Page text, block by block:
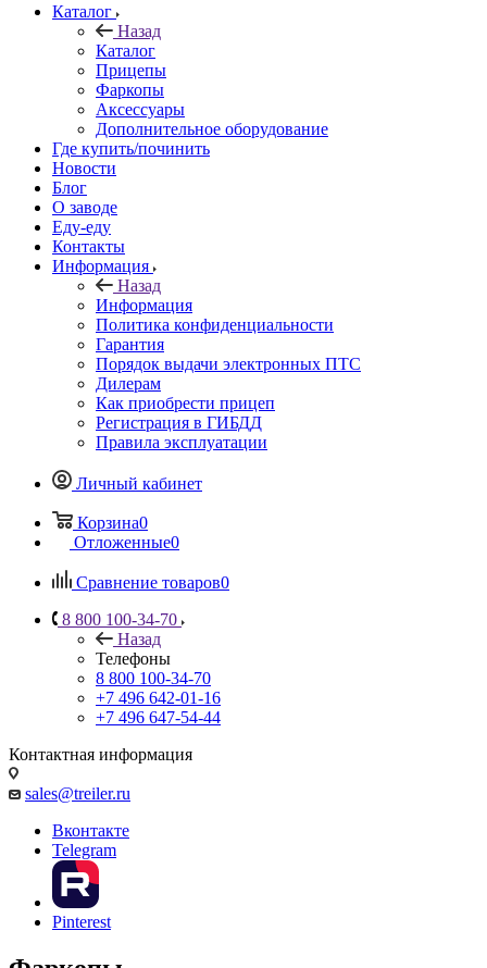
Каталог
Назад
Каталог
Прицепы
Фаркопы
Аксессуары
Дополнительное оборудование
Где купить/починить
Новости
Блог
О заводе
Еду-еду
Контакты
Информация
Назад
Информация
Политика конфиденциальности
Гарантия
Порядок выдачи электронных ПТС
Дилерам
Как приобрести прицеп
Регистрация в ГИБДД
Правила эксплуатации
Личный кабинет
Корзина0
Отложенные0
Сравнение товаров0
8 800 100-34-70
Назад
Телефоны
8 800 100-34-70
+7 496 642-01-16
+7 496 647-54-44
Контактная информация
sales@treiler.ru
Вконтакте
Telegram
Pinterest